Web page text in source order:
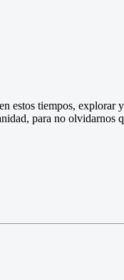
estos tiempos, explorar
para no olvidarnos